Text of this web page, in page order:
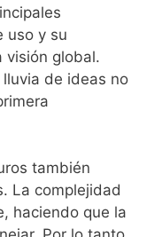
uso y su
visión global.
de ideas no
también
La complejidad
haciendo que la